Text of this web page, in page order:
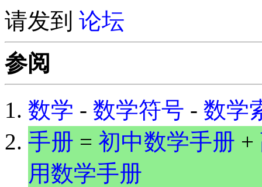
请发到 论坛
参阅
数学 - 数学符号 - 数学
手册 = 初中数学手册 +
用数学手册